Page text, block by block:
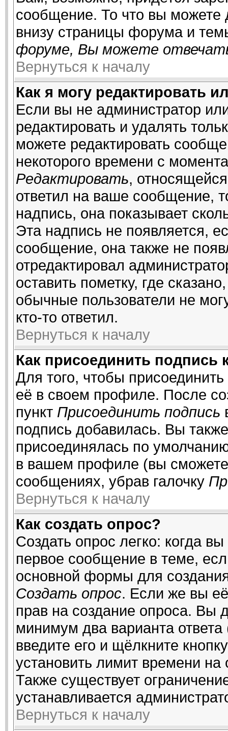
сообщение. То что вы можете
внизу страницы форума и
форуме, Вы можете
Вернуться к началу
Как я могу редактировать
Если вы не администратор
редактировать и удалять
можете редактировать
некоторого времени с
Редактировать,
ответил на ваше сообщение,
надпись, она показывает
Эта надпись не появляется,
сообщение, она также не
отредактировал
оставить пометку, где
обычные пользователи не
кто-то ответил.
Вернуться к началу
Как присоединить
Для того, чтобы
её в своем профиле. После
пункт Присоединить подпись
подпись добавилась. Вы
присоединялась по
в вашем профиле (вы
сообщениях, убрав галочку
Вернуться к началу
Как создать опрос?
Создать опрос легко: когда
первое сообщение в теме,
основной формы для
Создать опрос. Если же вы её
прав на создание опроса. Вы
минимум два варианта ответа
введите его и щёлкните
установить лимит времени
Также существует
устанавливается
Вернуться к началу